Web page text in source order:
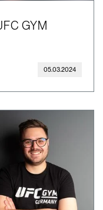
GYM
05.03.2024